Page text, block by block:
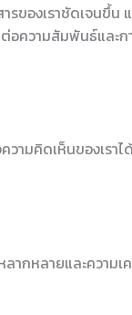
รของเราชัดเจนขึ้น
อความสัมพันธ์และก
ความคิดเห็นของเร
ากหลายและความ